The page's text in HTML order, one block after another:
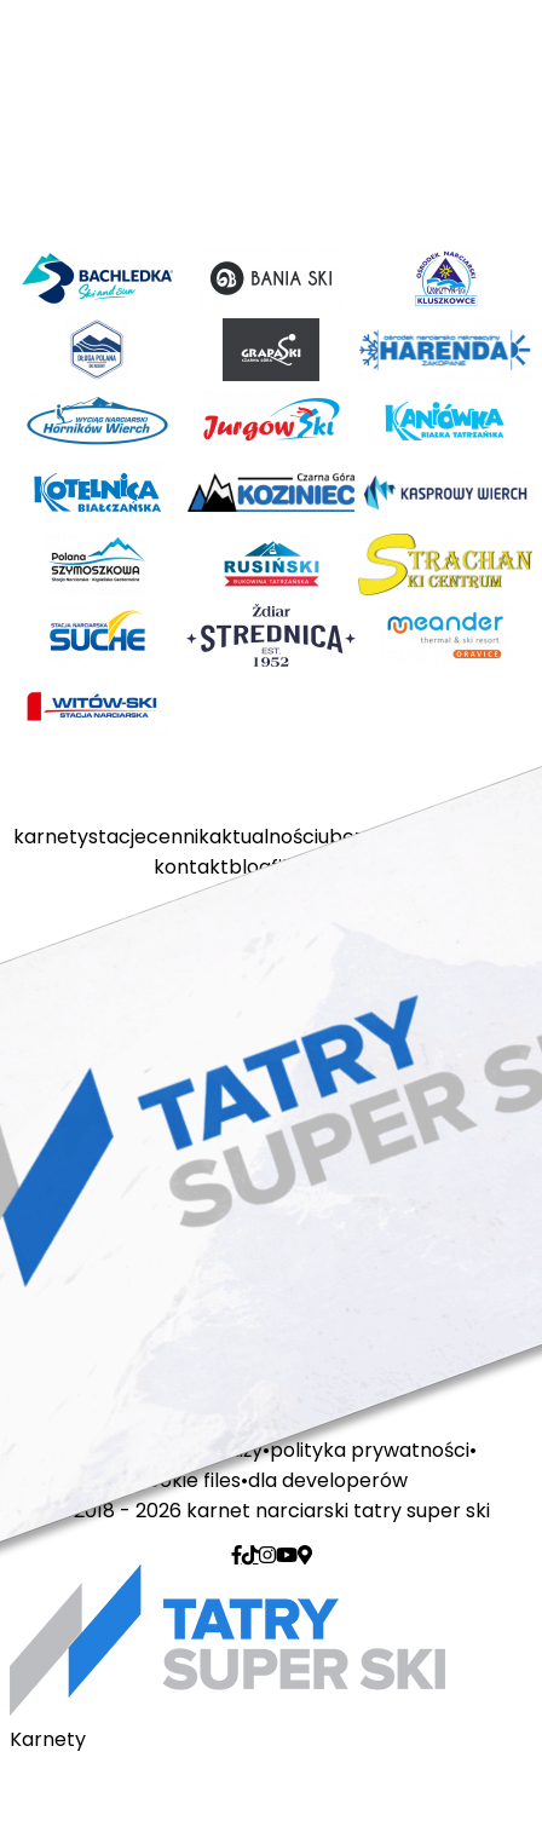
karnetystacjecennikaktualnościubezpieczenia
kontaktblogfilmy
regulamin sprzedaży polityka prywatności
cookie files dla developerów
© 2018 - 2026 karnet narciarski tatry super ski
Karnety